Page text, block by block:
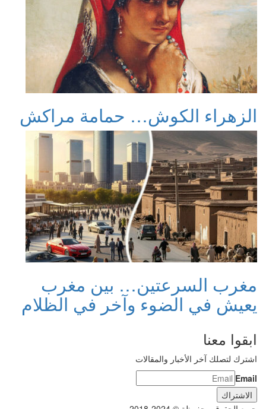
الزهراء الكوش… حمامة مراكش
مغرب السرعتين… بين مغرب
يعيش في الضوء وآخر في الظلام
ابقوا معنا
اشترك لتصلك آخر الأخبار والمقالات
Email